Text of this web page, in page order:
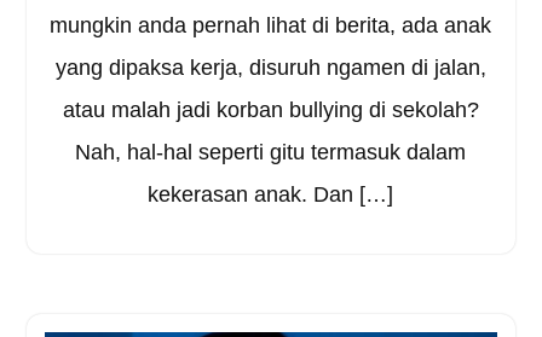
mungkin anda pernah lihat di berita, ada anak
yang dipaksa kerja, disuruh ngamen di jalan,
atau malah jadi korban bullying di sekolah?
Nah, hal-hal seperti gitu termasuk dalam
kekerasan anak. Dan […]